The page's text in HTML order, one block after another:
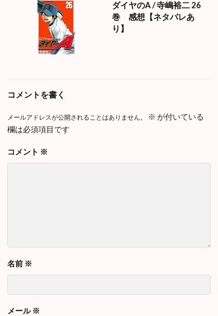
ダイヤのA / 寺嶋裕二 26
巻 感想【ネタバレあ
り】
コメントを書く
メールアドレスが公開されることはありません。 ※ が付いている
欄は必須項目です
コメント ※
名前 ※
メール ※